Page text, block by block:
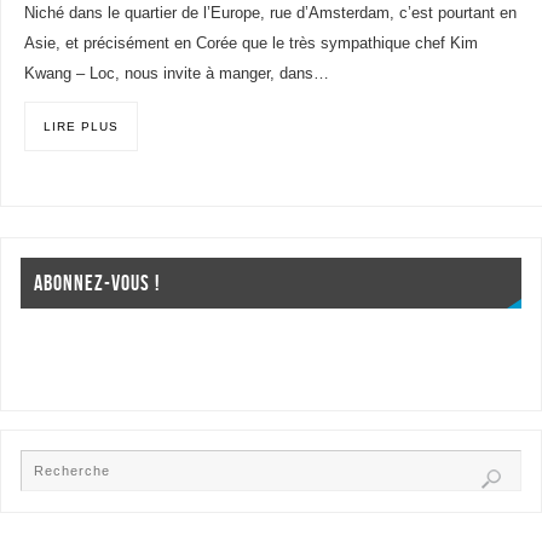
Niché dans le quartier de l’Europe, rue d’Amsterdam, c’est pourtant en
Asie, et précisément en Corée que le très sympathique chef Kim
Kwang – Loc, nous invite à manger, dans…
LIRE PLUS
ABONNEZ-VOUS !